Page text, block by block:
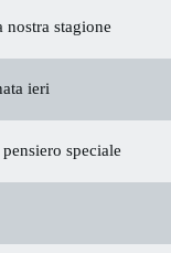
nostra stagione
ieri
pensiero speciale